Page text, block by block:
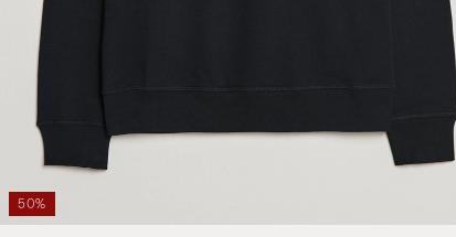
50%